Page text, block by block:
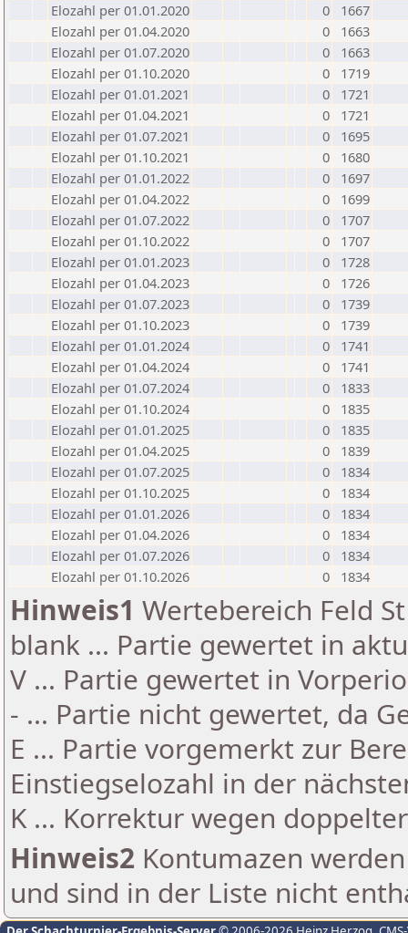
Elozahl per 01.01.2020
0
1667
Elozahl per 01.04.2020
0
1663
Elozahl per 01.07.2020
0
1663
Elozahl per 01.10.2020
0
1719
Elozahl per 01.01.2021
0
1721
Elozahl per 01.04.2021
0
1721
Elozahl per 01.07.2021
0
1695
Elozahl per 01.10.2021
0
1680
Elozahl per 01.01.2022
0
1697
Elozahl per 01.04.2022
0
1699
Elozahl per 01.07.2022
0
1707
Elozahl per 01.10.2022
0
1707
Elozahl per 01.01.2023
0
1728
Elozahl per 01.04.2023
0
1726
Elozahl per 01.07.2023
0
1739
Elozahl per 01.10.2023
0
1739
Elozahl per 01.01.2024
0
1741
Elozahl per 01.04.2024
0
1741
Elozahl per 01.07.2024
0
1833
Elozahl per 01.10.2024
0
1835
Elozahl per 01.01.2025
0
1835
Elozahl per 01.04.2025
0
1839
Elozahl per 01.07.2025
0
1834
Elozahl per 01.10.2025
0
1834
Elozahl per 01.01.2026
0
1834
Elozahl per 01.04.2026
0
1834
Elozahl per 01.07.2026
0
1834
Elozahl per 01.10.2026
0 1834
Hinweis1 Wertebereich Feld
blank ... Partie gewertet in
V ... Partie gewertet in
- ... Partie nicht gewertet, da
E ... Partie vorgemerkt zur
Einstiegselozahl in der
K ... Korrektur wegen
Hinweis2 Kontumazen
und sind in der Liste nicht